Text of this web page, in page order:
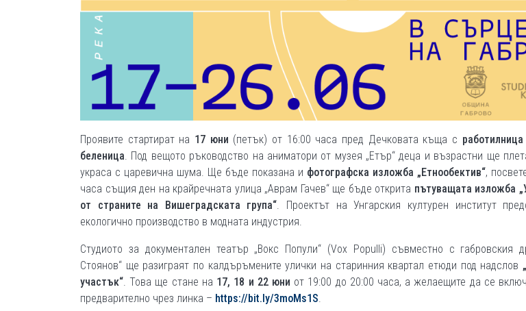
Проявите стартират на 17 юни (петък) от 16:00 часа пред Дечковата къща с
беленица . Под вещото ръководство на аниматори от музея „Етър“ деца и възрастни ще
украса с царевична шума. Ще бъде показана и фотографска изложба „Етнообектив“,
часа същия ден на крайречната улица „Аврам Гачев“ ще бъде открита пътуващата изложба
от страните на Вишеградската група“ . Проектът на Унгарския културен институт
екологично производство в модната индустрия.
Студиото за документален театър „Вокс Попули“ (Vox Populli) съвместно с габровския
Стоянов“ ще разиграят по калдъръмените улички на старинния квартал етюди под надслов
участък“ . Това ще стане на 17, 18 и 22 юни от 19:00 до 20:00 часа, а желаещите да се
предварително чрез линка – https://bit.ly/3moMs1S